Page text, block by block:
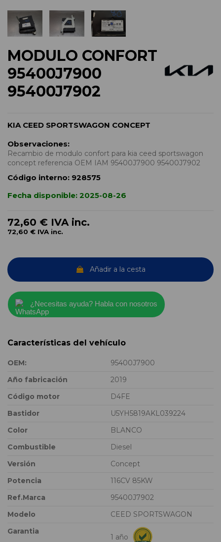
MODULO CONFORT
95400J7900
95400J7902
KIA CEED SPORTSWAGON CONCEPT
Observaciones:
Recambio de modulo confort para kia ceed sportswagon
concept referencia OEM IAM 95400J7900 95400J7902
Código interno: 928575
Fecha disponible: 2025-08-26
72,60 € IVA inc.
72,60 € IVA inc.
Añadir a la cesta
¿Necesitas ayuda? Habla con nosotros
Características del vehículo
OEM:
95400J7900
Año fabricación
2019
Código motor
D4FE
Bastidor
U5YH5819AKL039224
Color
BLANCO
Combustible
Diesel
Versión
Concept
Potencia
116CV 85KW
Ref.Marca
95400J7902
Modelo
CEED SPORTSWAGON
Garantia
1 año